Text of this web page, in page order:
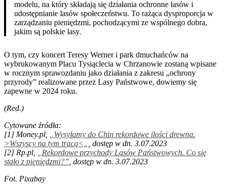
modelu, na który składają się działania ochronne lasów i
udostępnianie lasów społeczeństwu. To rażąca dysproporcja w
zarządzaniu pieniędzmi, pochodzącymi ze wspólnego dobra,
jakim są polskie lasy.
O tym, czy koncert Teresy Werner i park dmuchańców na
wybrukowanym Placu Tysiąclecia w Chrzanowie zostaną wpisane
w rocznym sprawozdaniu jako działania z zakresu „ochrony
przyrody” realizowane przez Lasy Państwowe, dowiemy się
zapewne w 2024 roku.
(Red.)
Cytowane źródła:
[1] Money.pl,
„Wysyłamy do Chin rekordowe ilości drewna.
>Wszyscy na tym tracą<„
, dostęp w dn. 3.07.2023
[2] Rp.pl,
„Rekordowe przychody Lasów Państwowych. Co się
stało z pieniędzmi?” , dostęp w dn. 3.07.2023
Fot. Pixabay